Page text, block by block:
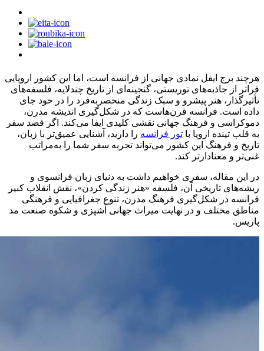
هرچند برج ایفل نمادی جهانی از فرانسه است، اما این کشور اروپایی
فراتر از جاذبه‌های توریستی، گنجینه‌ای از تاریخ چندلایه، فلسفه‌های
تأثیرگذار، هنر پیشرو و سبک زندگی منحصربه‌فرد را در خود جای
داده است. فرانسه قرن‌هاست که در شکل‌گیری اندیشه مدرن،
دموکراسی و فرهنگ جهانی نقشی کلیدی ایفا می‌کند. اگر قصد سفر
به قلب تپنده اروپا با تور فرانسه را دارید، آشنایی عمیق‌تر با زبان،
تاریخ و فرهنگ این کشور می‌تواند تجربه سفر شما را به‌مراتب
غنی‌تر و معنادارتر کند.
در این مقاله، سفری خواهیم داشت به دنیای زبان فرانسوی و
ریشه‌های تاریخی آن، فلسفه «هنر زندگی کردن»، نقش انقلاب کبیر
فرانسه در شکل‌گیری فرهنگ مدرن، تنوع جغرافیایی و فرهنگی
مناطق مختلف و در نهایت میراث جهانی آشپزی و شکوه صنعت مد
پاریس.